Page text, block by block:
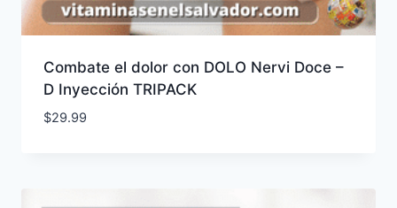
Combate el dolor con DOLO Nervi Doce –
D Inyección TRIPACK
$29.99